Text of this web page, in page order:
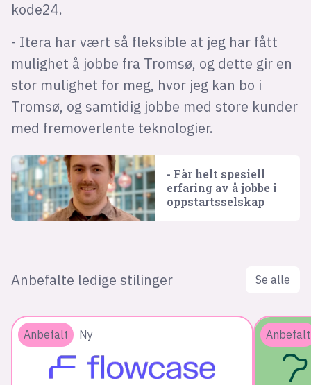
kode24.
- Itera har vært så fleksible at jeg har fått
mulighet å jobbe fra Tromsø, og dette gir en
stor mulighet for meg, hvor jeg kan bo i
Tromsø, og samtidig jobbe med store kunder
med fremoverlente teknologier.
- Får helt spesiell
erfaring av å jobbe i
oppstarts­selskap
Anbefalte ledige stilinger Se alle
Anbefalt Ny Anbefalt